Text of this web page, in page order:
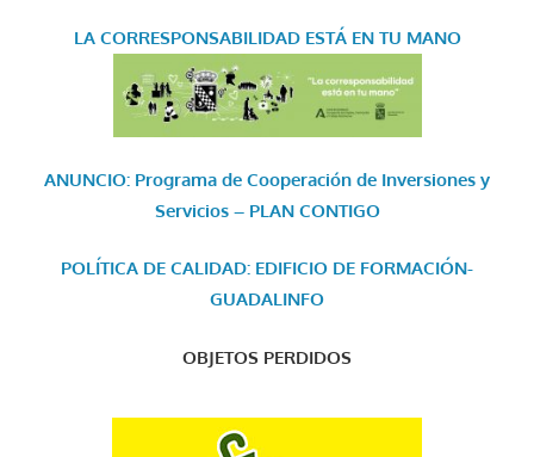
LA CORRESPONSABILIDAD ESTÁ EN TU MANO
ANUNCIO: Programa de Cooperación de Inversiones y
Servicios – PLAN CONTIGO
POLÍTICA DE CALIDAD: EDIFICIO DE FORMACIÓN-
GUADALINFO
OBJETOS PERDIDOS